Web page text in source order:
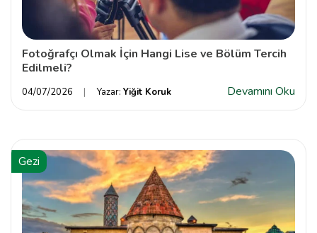
Fotoğrafçı Olmak İçin Hangi Lise ve Bölüm Tercih
Edilmeli?
04/07/2026 Yazar: Yiğit Koruk Devamını Oku
Gezi